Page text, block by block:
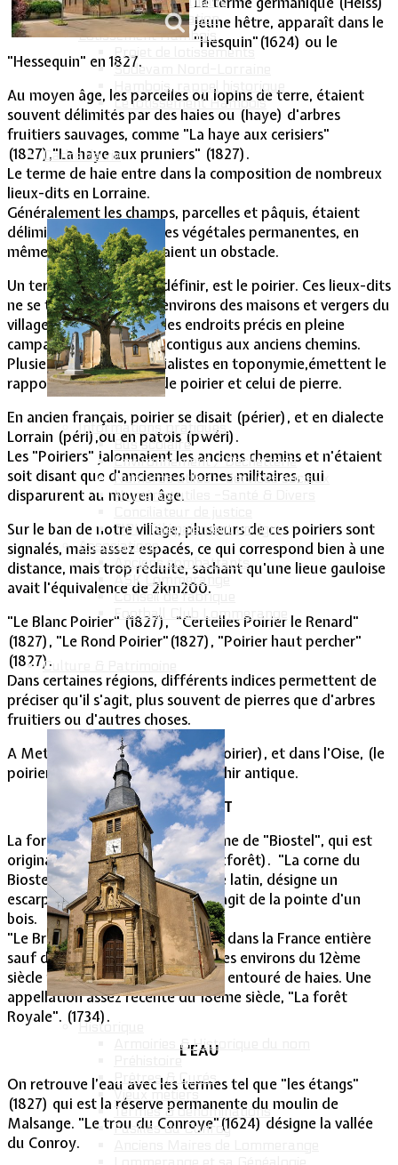
Plan de situation
Lotissement Hambois
Projet de lotissements
Sodevam Nord-Lorraine
Hambois, rappel historique
Le lotissement Hambois
Cadre de vie
Informations pratiques
Bus scolaire
Environnement / Déchetterie
Numéros utiles - Services sociaux
Numéros utiles -Santé & Divers
TIPI : Télépaiement en ligne
Associations
Anciens combattants
ASK Lommerange
Conseil de fabrique
Football Club Lommerange
Culture & Patrimoine
Historique
Armoiries & Historique du nom
Préhistoire
Prêtres & Curés
Vieux métiers
Termes & dénominations
Fusillés du Conroy
jeune hêtre, apparaît dans le
"Hesquin"(1624) ou le
"Hessequin" en 1827.
Au moyen âge, les parcelles ou lopins de terre, étaient
souvent délimités par des haies ou (haye) d'arbres
fruitiers sauvages, comme "La haye aux cerisiers"
(1827),"La haye aux pruniers" (1827).
Le terme de haie entre dans la composition de nombreux
lieux-dits en Lorraine.
Généralement les champs, parcelles et pâquis, étaient
délimités par ces barrières végétales permanentes, en
même temps elles formaient un obstacle.
Un terme plus obscur à définir, est le poirier. Ces lieux-dits
ne se trouvent pas aux environs des maisons et vergers du
village, mais désignent des endroits précis en pleine
campagne, et sont tous contigus aux anciens chemins.
Plusieurs éminents spécialistes en toponymie,émettent le
rapport entre le terme de poirier et celui de pierre.
En ancien français, poirier se disait (périer), et en dialecte
Lorrain (péri),ou en patois (pwéri).
Les "Poiriers" jalonnaient les anciens chemins et n'étaient
soit disant que d'anciennes bornes militaires, qui
disparurent au moyen âge.
Sur le ban de notre village, plusieurs de ces poiriers sont
signalés, mais assez espacés, ce qui correspond bien à une
distance, mais trop réduite, sachant qu'une lieue gauloise
avait l'équivalence de 2km200.
"Le Blanc Poirier" (1827), "Certelles Poirier le Renard"
(1827), "Le Rond Poirier"(1827), "Poirier haut percher"
(1827).
Dans certaines régions, différents indices permettent de
préciser qu'il s'agit, plus souvent de pierres que d'arbres
fruitiers ou d'autres choses.
A Metz est cité (la rue du haut poirier), et dans l'Oise, (le
poirier excommunié), est un menhir antique.
LA FORÊT
La forêt est désignée sous le terme de "Biostel", qui est
originaire du germanique (buschzforêt). "La corne du
Biostel"(1827) Corn dérivé du pré latin, désigne un
escarpement d'une forêt. Ici, il s'agit de la pointe d'un
bois.
"Le Breuil"(1827), qu'on retrouve dans la France entière
sauf dans le sud est. Originaire des environs du 12ème
siècle pour nommer un petit bois entouré de haies. Une
appellation assez récente du 18ème siècle, "La forêt
Royale". (1734).
L'EAU
On retrouve l’eau avec les termes tel que "les étangs"
(1827) qui est la réserve permanente du moulin de
Malsange. "Le trou du Conroye"(1624) désigne la vallée
du Conroy.